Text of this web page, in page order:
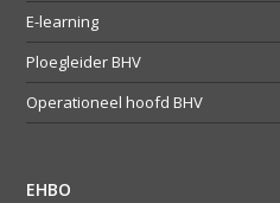
E-learning
Ploegleider BHV
Operationeel hoofd BHV
EHBO